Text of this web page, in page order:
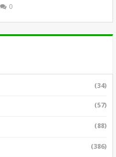
0
(34)
(57)
(88)
(386)